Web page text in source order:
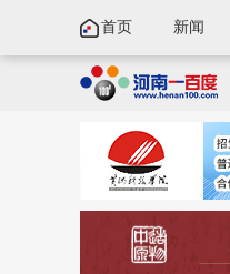
首页 新闻